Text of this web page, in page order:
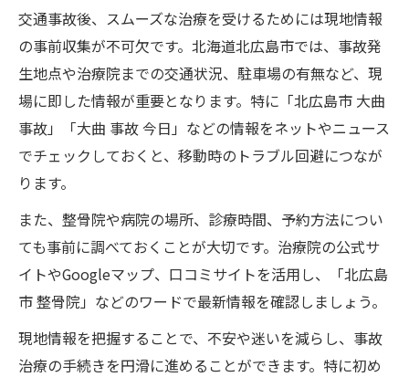
交通事故後、スムーズな治療を受けるためには現地情報
の事前収集が不可欠です。北海道北広島市では、事故発
生地点や治療院までの交通状況、駐車場の有無など、現
場に即した情報が重要となります。特に「北広島市 大曲
事故」「大曲 事故 今日」などの情報をネットやニュース
でチェックしておくと、移動時のトラブル回避につなが
ります。
また、整骨院や病院の場所、診療時間、予約方法につい
ても事前に調べておくことが大切です。治療院の公式サ
イトやGoogleマップ、口コミサイトを活用し、「北広島
市 整骨院」などのワードで最新情報を確認しましょう。
現地情報を把握することで、不安や迷いを減らし、事故
治療の手続きを円滑に進めることができます。特に初め